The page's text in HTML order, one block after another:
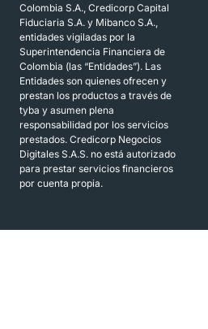
Colombia S.A., Credicorp Capital
Fiduciaria S.A. y Mibanco S.A.,
entidades vigiladas por la
Superintendencia Financiera de
Colombia (las “Entidades”). Las
Entidades son quienes ofrecen y
prestan los productos a través de
tyba y asumen plena
responsabilidad por los servicios
prestados. Credicorp Negocios
Digitales S.A.S. no está autorizado
para prestar servicios financieros
por cuenta propia.